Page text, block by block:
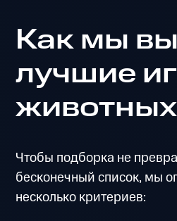
Как мы
лучшие
животных
Чтобы подборка не
бесконечный список, мы
несколько критериев: